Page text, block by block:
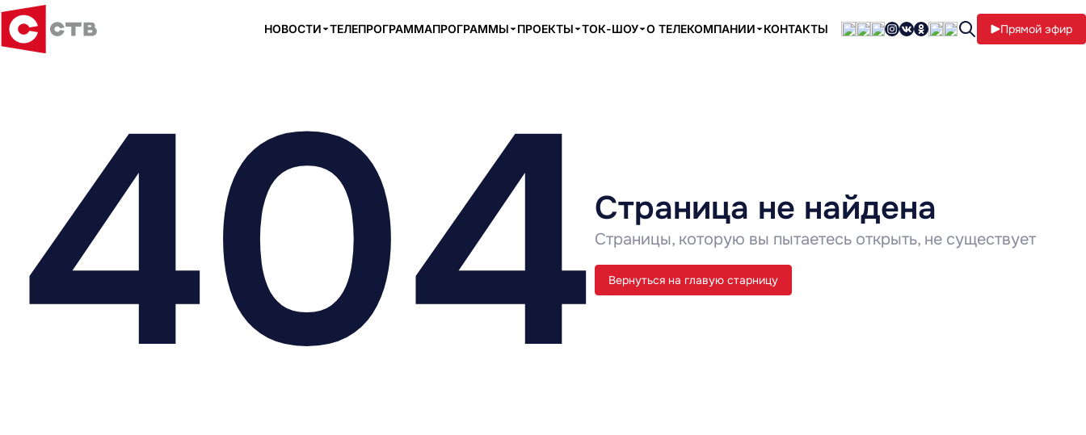
НОВОСТИ ТЕЛЕПРОГРАММАПРОГРАММЫ ПРОЕКТЫ ТОК-ШОУ О ТЕЛЕКОМПАНИИ КОНТАКТЫ Прямой эфир
404 Страница не найдена
Страницы, которую вы пытаетесь открыть, не существует
Вернуться на главую старницу